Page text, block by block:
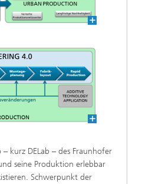
kurz DELab – des Fraunhofer
seine Produktion erlebbar
Schwerpunkt der